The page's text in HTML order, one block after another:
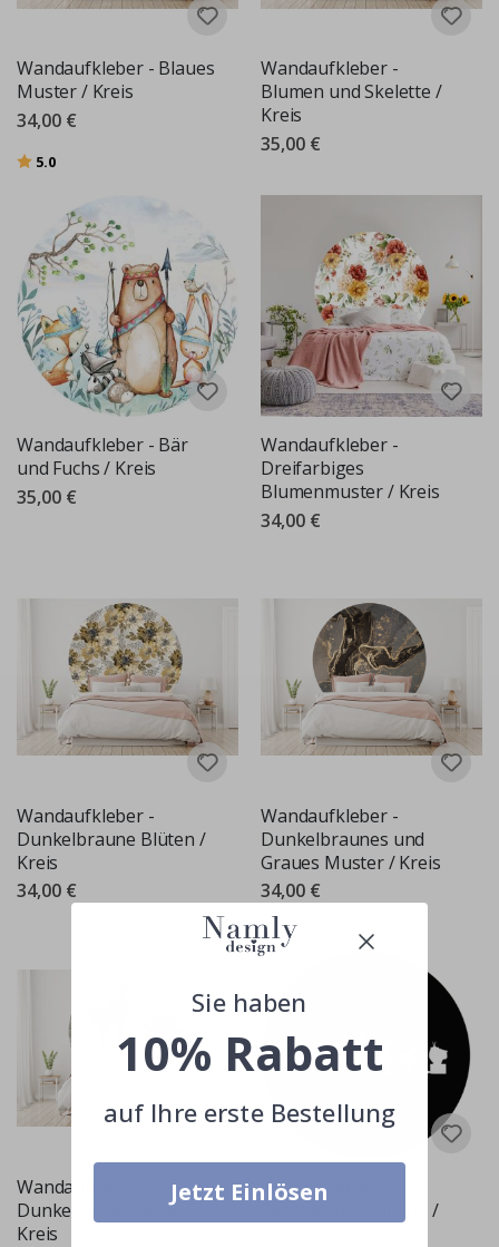
Wandaufkleber - Blaues
Muster / Kreis
34,00 €
Bewertung:
5.0
Wandaufkleber -
Blumen und Skelette /
Kreis
35,00 €
Wandaufkleber - Bär
und Fuchs / Kreis
35,00 €
Wandaufkleber -
Dreifarbiges
Blumenmuster / Kreis
34,00 €
Wandaufkleber -
Dunkelbraune Blüten /
Kreis
34,00 €
Wandaufkleber -
Dunkelbraunes und
Graues Muster / Kreis
34,00 €
Wandaufkleber -
Dunkelgrüne Palmen /
Kreis
Wandaufkleber -
Evolution of Gaming /
Sie haben
10% Rabatt
auf Ihre erste Bestellung
Jetzt Einlösen